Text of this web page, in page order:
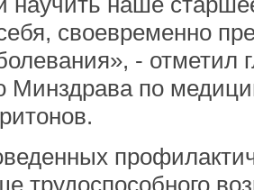
своевременно
- отметил
Минздрава по
трудоспособного